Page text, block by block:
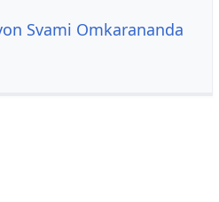
Svami Omkarananda